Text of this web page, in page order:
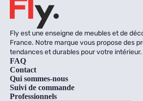
Fly est une enseigne de meubles et de
France. Notre marque vous propose des
tendances et durables pour votre intérieur.
FAQ
Contact
Qui sommes-nous
Suivi de commande
Professionnels